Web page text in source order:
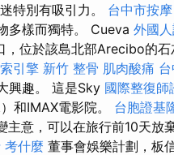
特別有吸引力。 台中市按摩
多樣而獨特。 Cueva 外國
位於該島北部Arecibo的石
引擎 新竹 整骨 肌肉酸痛
興趣。 這是Sky 國際整復師
和IMAX電影院。 台胞證基
主意，可以在旅行前10天放
考什麼 董事會娛樂計劃，板